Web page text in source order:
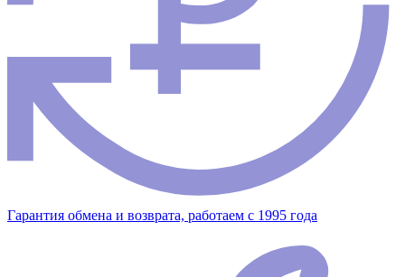
Гарантия обмена и возврата, работаем с 1995 года